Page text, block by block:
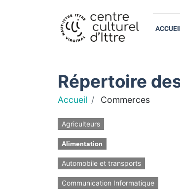
Répertoire
Accueil Commerces
Agriculteurs
Alimentation
Automobile et transports
Communication Informatique